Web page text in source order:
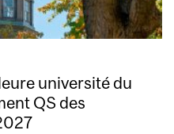
université du
QS des